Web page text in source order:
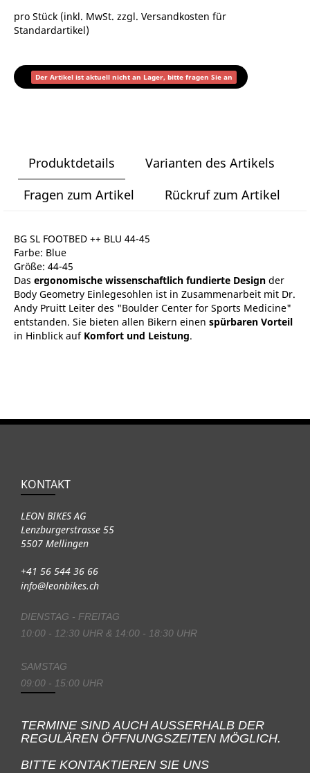
pro Stück (inkl. MwSt. zzgl. Versandkosten für
Standardartikel)
Der Artikel ist aktuell nicht an Lager, bitte fragen Sie an
Produktdetails
Varianten des Artikels
Fragen zum Artikel
Rückruf zum Artikel
BG SL FOOTBED ++ BLU 44-45
Farbe: Blue
Größe: 44-45
Das ergonomische wissenschaftlich fundierte Design der
Body Geometry Einlegesohlen ist in Zusammenarbeit mit Dr.
Andy Pruitt Leiter des "Boulder Center for Sports Medicine"
entstanden. Sie bieten allen Bikern einen spürbaren Vorteil
in Hinblick auf Komfort und Leistung.
KONTAKT
LEON BIKES AG
Lenzburgerstrasse 55
5507 Mellingen
+41 56 544 36 66
info@leonbikes.ch
DIENSTAG - FREITAG
10:00 - 12:30 UHR & 14:00 - 18:30 UHR
SAMSTAG
09:00 - 15:00 UHR
TERMINE SIND AUCH AUSSERHALB DER
REGULÄREN ÖFFNUNGSZEITEN MÖGLICH.
BITTE KONTAKTIEREN SIE UNS